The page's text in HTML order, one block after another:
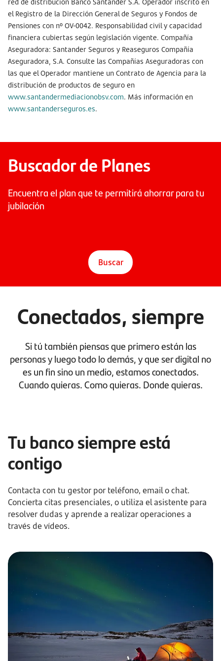
el Registro de la Dirección General de Seguros y Fondos de
Pensiones con nº OV-0042. Responsabilidad civil y capacidad
financiera cubiertas según legislación vigente. Compañía
Aseguradora: Santander Seguros y Reaseguros Compañía
Aseguradora, S.A. Consulte las Compañías Aseguradoras con
las que el Operador mantiene un Contrato de Agencia para la
distribución de productos de seguro en
www.santandermediacionobsv.com. Más información en
www.santanderseguros.es.
Buscador de Planes
Encuentra el plan que te permitirá ahorrar para tu
jubilación
Buscar
Conectados, siempre
Si tú también piensas que primero están las
personas y luego todo lo demás, y que ser digital no
es un fin sino un medio, estamos conectados.
Cuando quieras. Como quieras. Donde quieras.
Tu banco siempre está
contigo
Contacta con tu gestor por teléfono, email o chat.
Concierta citas presenciales, o utiliza el asistente para
resolver dudas y aprende a realizar operaciones a
través de vídeos.